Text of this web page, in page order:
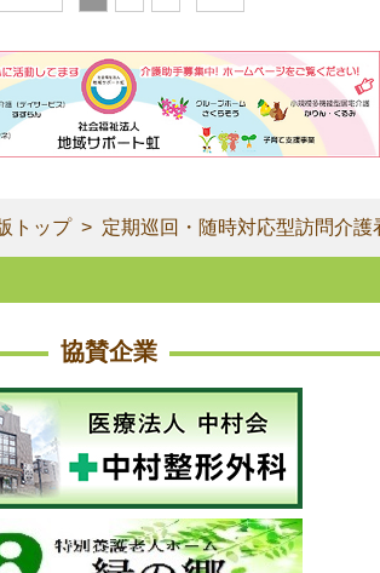
トップ 定期巡回・随時対応型訪問介
協賛企業